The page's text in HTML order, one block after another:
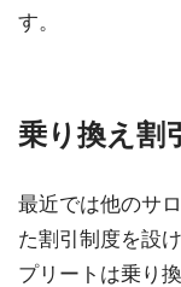
す。
乗り換え割
最近では他のサ
た割引制度を設
プリートは乗り